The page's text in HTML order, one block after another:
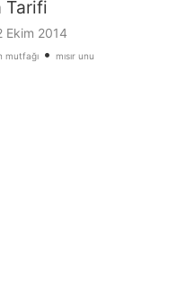
Tarifi
Ekim 2014
mutfağı• mısır unu